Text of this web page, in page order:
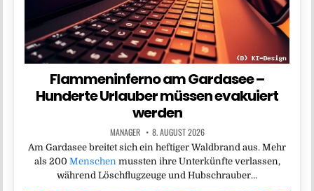
Flammeninferno am Gardasee –
Hunderte Urlauber müssen evakuiert
werden
MANAGER 8. AUGUST 2026
Am Gardasee breitet sich ein heftiger Waldbrand aus. Mehr
als 200 Menschenmussten ihre Unterkünfte verlassen,
während Löschflugzeuge und Hubschrauber…